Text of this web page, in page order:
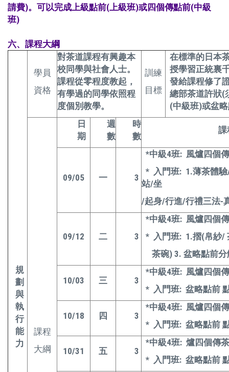
請費)。可以完成上級點前(上級班)或四個傳點前(中級
班)
六、課程大綱
規
劃
與
執
行
能
力
學員
資格
對茶道課程有興趣本
校同學與社會人士。
課程從零程度教起，
有學過的同學依照程
度個別教學。
訓練
目標
在標準的日本
授學習正統裏
發給課程修了
總部茶道許狀(
(中級班)或盆
課程
大綱
日
期
週
數
時
數
課
09/05 一 3
*中級4班: 風爐四個
* 入門班: 1.薄茶體
站/坐
/起身/行進/行禮三法-
09/12 二 3
*中級4班: 風爐四個
* 入門班: 1.摺(帛紗/
茶碗) 3. 盆略點前
10/03 三 3
*中級4班: 風爐四個
* 入門班: 盆略點前
10/18 四 3
*中級4班: 風爐四個
* 入門班: 盆略點前
10/31 五 3
*中級4班: 爐四個傳
* 入門班: 盆略點前